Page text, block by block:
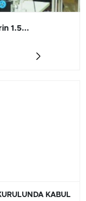
1.5...
KABUL